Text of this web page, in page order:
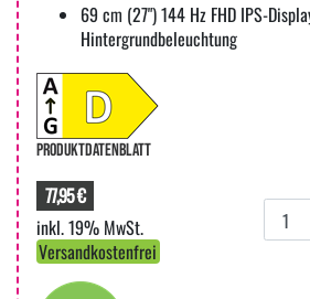
69 cm (27") 144 Hz FHD IPS-
Hintergrundbeleuchtung
PRODUKTDATENBLATT
77,95 €
inkl. 19% MwSt.
Versandkostenfrei